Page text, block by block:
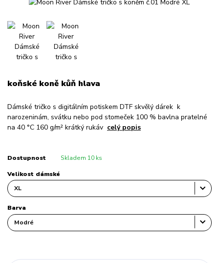
koňské koně kůň hlava
Dámské tričko s digitálním potiskem DTF skvělý dárek k
narozeninám, svátku nebo pod stomeček 100 % bavlna pratelné
na 40 °C 160 g/m² krátký rukáv celý popis
Dostupnost Skladem 10 ks
Velikost dámské
Barva